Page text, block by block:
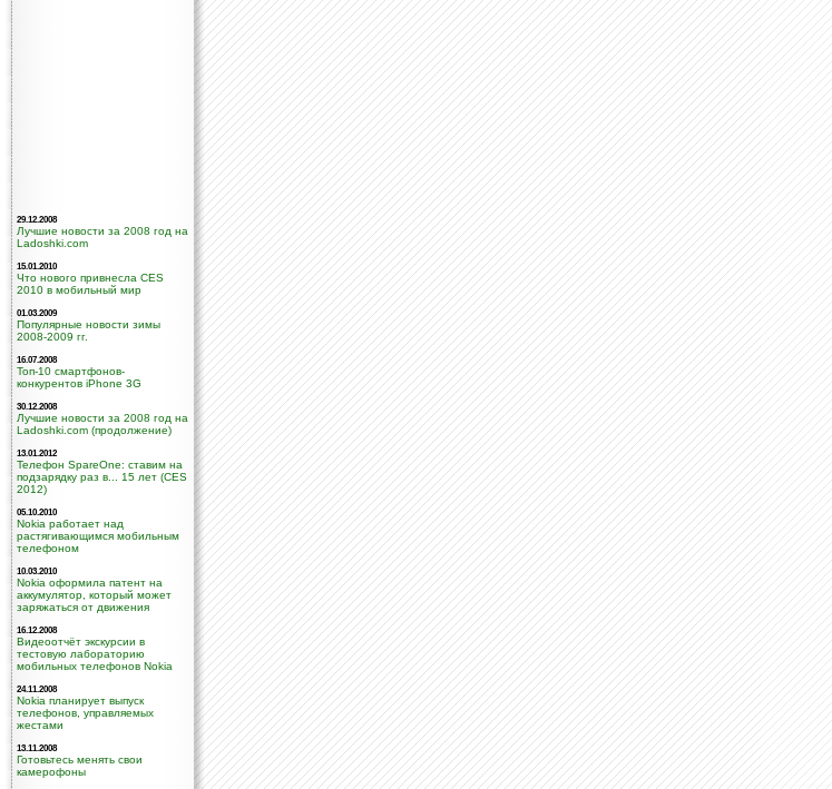
29.12.2008
Лучшие новости за 2008 год на
Ladoshki.com
15.01.2010
Что нового привнесла CES
2010 в мобильный мир
01.03.2009
Популярные новости зимы
2008-2009 гг.
16.07.2008
Топ-10 смартфонов-
конкурентов iPhone 3G
30.12.2008
Лучшие новости за 2008 год на
Ladoshki.com (продолжение)
13.01.2012
Телефон SpareOne: ставим на
подзарядку раз в... 15 лет (CES
2012)
05.10.2010
Nokia работает над
растягивающимся мобильным
телефоном
10.03.2010
Nokia оформила патент на
аккумулятор, который может
заряжаться от движения
16.12.2008
Видеоотчёт экскурсии в
тестовую лабораторию
мобильных телефонов Nokia
24.11.2008
Nokia планирует выпуск
телефонов, управляемых
жестами
13.11.2008
Готовьтесь менять свои
камерофоны